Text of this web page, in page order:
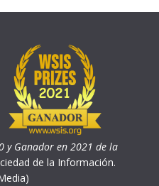
y Ganador en 2021 de la
de la Información.